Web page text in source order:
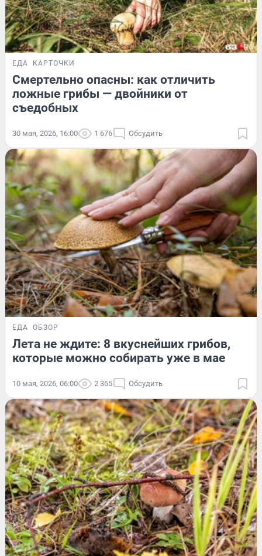
ЕДА КАРТОЧКИ
Смертельно опасны: как отличить
ложные грибы — двойники от
съедобных
30 мая, 2026, 16:00 1 676 Обсудить
ЕДА ОБЗОР
Лета не ждите: 8 вкуснейших грибов,
которые можно собирать уже в мае
10 мая, 2026, 06:00 2 365 Обсудить